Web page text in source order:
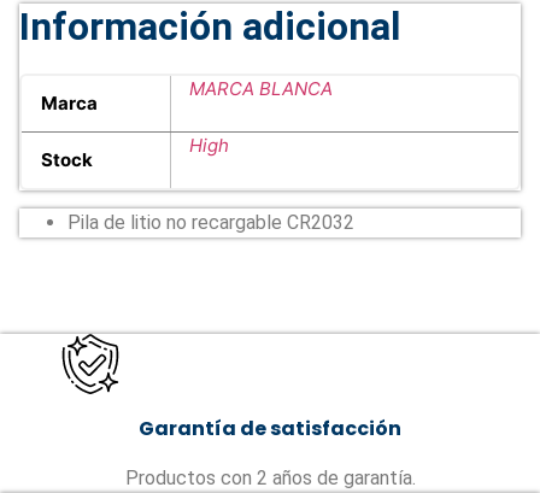
Información adicional
Marca
MARCA BLANCA
Stock
High
Pila de litio no recargable CR2032
Garantía de satisfacción
Productos con 2 años de garantía.